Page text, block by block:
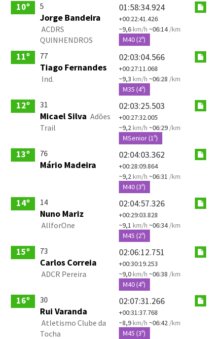
10º 5
Jorge Bandeira
ACDRS
QUINHENDROS
01:58:34.924
+00:22:41.426
~9,6km/h ~06:14/km
M40 (2º)
11º 77
Tiago Fernandes
Ind.
02:03:04.566
+00:27:11.068
~9,3 km/h ~06:28 /km
M35 (4º)
12º 31
Micael Silva Adões
Trail
02:03:25.503
+00:27:32.005
~9,2km/h ~06:29 /km
MSenior (1º)
13º 76
Mário Madeira
02:04:03.362
+00:28:09.864
~9,2km/h ~06:31 /km
M40 (3º)
14º 14
Nuno Mariz
AllforOne
02:04:57.326
+00:29:03.828
~9,1 km/h ~06:34/km
M45 (2º)
15º 73
Carlos Correia
ADCR Pereira
02:06:12.751
+00:30:19.253
~9,0km/h ~06:38 /km
M40 (4º)
16º 30
Rui Varanda
Atletismo Clube da
Tocha
02:07:31.266
+00:31:37.768
~8,9km/h ~06:42 /km
M45 (3º)